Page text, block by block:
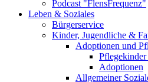
Podcast "FlensFrequenz"
Leben & Soziales
Bürgerservice
Kinder, Jugendliche &
Adoptionen und
Pflegekinder
Adoptionen
Allgemeiner